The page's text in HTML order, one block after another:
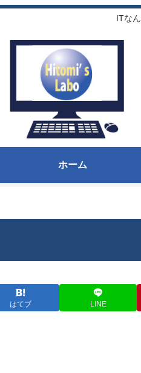
ITな
ホーム
はてブ LINE